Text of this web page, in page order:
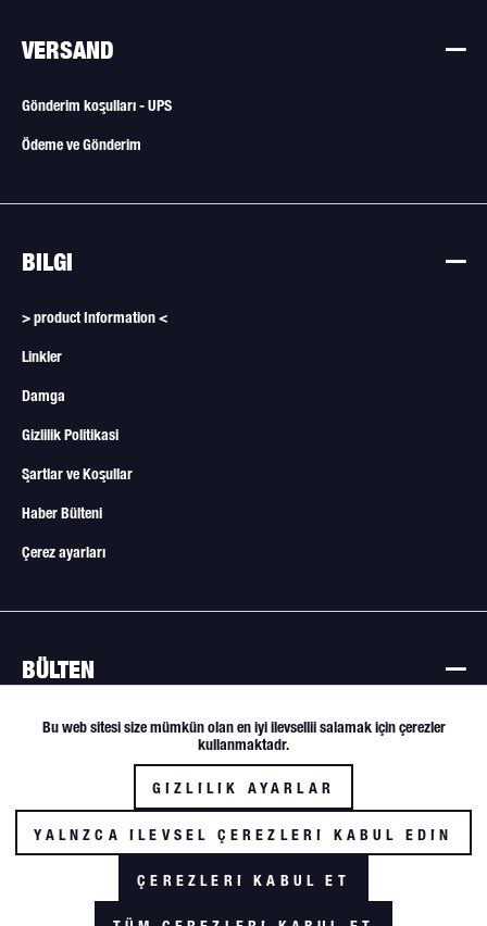
VERSAND
Gönderim koşulları - UPS
Ödeme ve Gönderim
BILGI
> product Information <
Linkler
Damga
Gizlilik Politikasi
Şartlar ve Koşullar
Haber Bülteni
Çerez ayarları
BÜLTEN
Bülten
Funktionale Aktif
deil
Bu web sitesi size mümkün olan en iyi ilevsellii salamak için çerezler
kullanmaktadr.
GIZLILIK AYARLAR
YALNZCA ILEVSEL ÇEREZLERI KABUL EDIN
ÇEREZLERI KABUL ET